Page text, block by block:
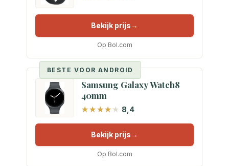
Bekijk prijs
Op Bol.com
BESTE VOOR ANDROID
Samsung Galaxy Watch8
40mm
8,4
Bekijk prijs
Op Bol.com